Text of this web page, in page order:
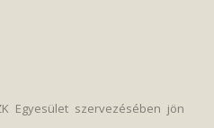
Egyesület szervezésében jön